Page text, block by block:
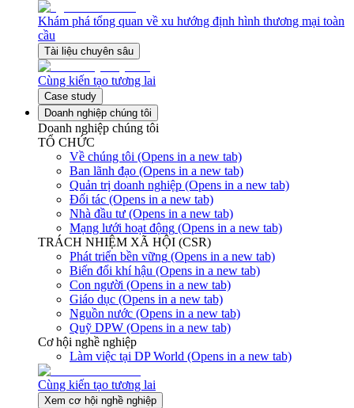
Khám phá tổng quan về xu hướng định hình thương mại toàn
cầu
Tài liệu chuyên sâu
Cùng kiến tạo tương lai
Case study
Doanh nghiệp chúng tôi
Doanh nghiệp chúng tôi
TỔ CHỨC
Về chúng tôi (Opens in a new tab)
Ban lãnh đạo (Opens in a new tab)
Quản trị doanh nghiệp (Opens in a new tab)
Đối tác (Opens in a new tab)
Nhà đầu tư (Opens in a new tab)
Mạng lưới hoạt động (Opens in a new tab)
TRÁCH NHIỆM XÃ HỘI (CSR)
Phát triển bền vững (Opens in a new tab)
Biến đổi khí hậu (Opens in a new tab)
Con người (Opens in a new tab)
Giáo dục (Opens in a new tab)
Nguồn nước (Opens in a new tab)
Quỹ DPW (Opens in a new tab)
Cơ hội nghề nghiệp
Làm việc tại DP World (Opens in a new tab)
Cùng kiến tạo tương lai
Xem cơ hội nghề nghiệp